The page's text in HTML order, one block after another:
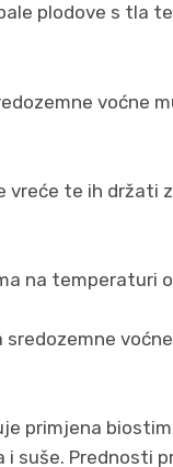
plodove s tla
voćne
vreće te ih
na temperaturi
sredozemne
primjena
suše. Prednosti